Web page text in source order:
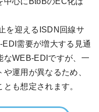
を迎えるISDN回線サ
需要が増大する見通
なWEB-EDIですが、一
運用が異なるため、
も想定されます。